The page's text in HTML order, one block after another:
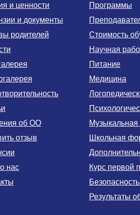
Результаты
Безопасность
Курс первой
Научная
Школьная
Музыкальная
Медицина
Питание
Стоимость
Программы
об ОО
отзыв
родителей
и ценности
и документы
нас